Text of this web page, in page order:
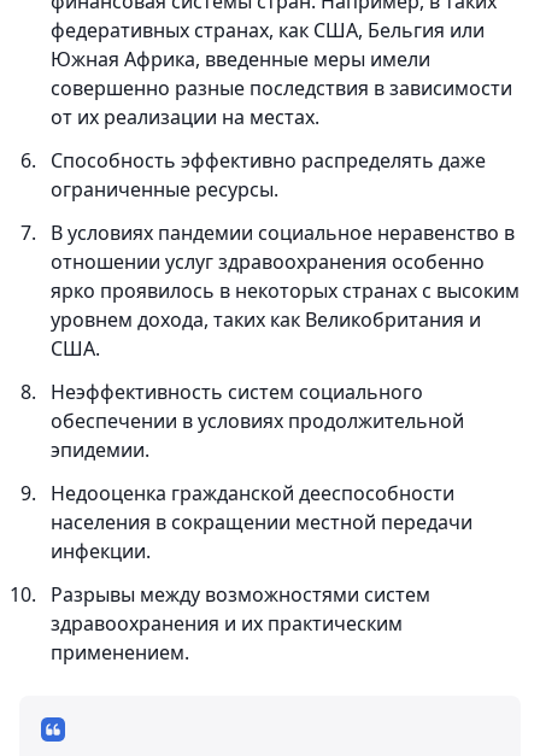
федеративных странах, как США, Бельгия или
Южная Африка, введенные меры имели
совершенно разные последствия в зависимости
от их реализации на местах.
Способность эффективно распределять даже
ограниченные ресурсы.
В условиях пандемии социальное неравенство в
отношении услуг здравоохранения особенно
ярко проявилось в некоторых странах с высоким
уровнем дохода, таких как Великобритания и
США.
Неэффективность систем социального
обеспечении в условиях продолжительной
эпидемии.
Недооценка гражданской дееспособности
населения в сокращении местной передачи
инфекции.
Разрывы между возможностями систем
здравоохранения и их практическим
применением.